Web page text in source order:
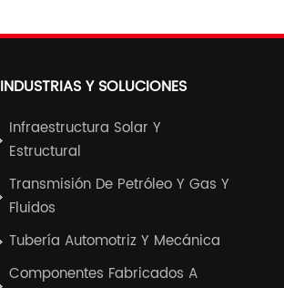
INDUSTRIAS Y SOLUCIONES
Infraestructura Solar Y
Estructural
Transmisión De Petróleo Y Gas Y
Fluidos
Tubería Automotriz Y Mecánica
Componentes Fabricados A